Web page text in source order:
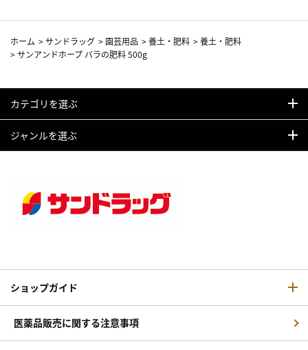
ホーム >サンドラッグ > 園芸用品 >養土・肥料 >養土・肥料
>サンアンドホープ バラの肥料 500g
カテゴリを選ぶ
ジャンルを選ぶ
ショップガイド
医薬品販売に関する注意事項